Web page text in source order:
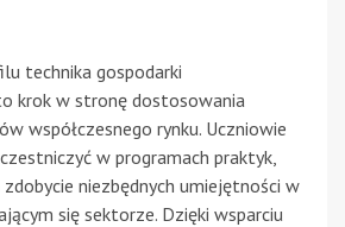
technika gospodarki
krok w stronę dostosowania
współczesnego rynku. Uczniowie
w programach praktyk,
niezbędnych umiejętności w
się sektorze. Dzięki wsparciu